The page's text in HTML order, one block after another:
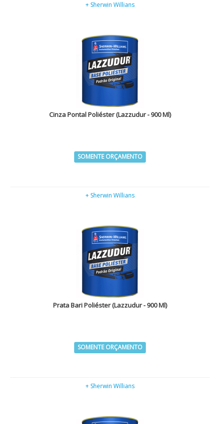
+ Sherwin Willians
Cinza Pontal Poliéster (Lazzudur - 900 Ml)
SOMENTE ORÇAMENTO
+ Sherwin Willians
Prata Bari Poliéster (Lazzudur - 900 Ml)
SOMENTE ORÇAMENTO
+ Sherwin Willians